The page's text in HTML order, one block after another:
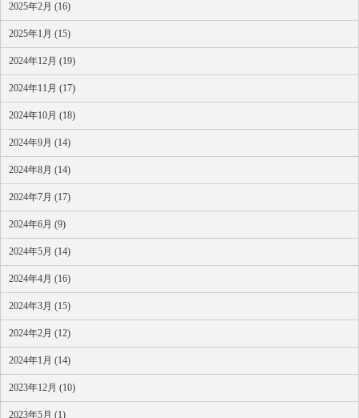
2025年2月 (16)
2025年1月 (15)
2024年12月 (19)
2024年11月 (17)
2024年10月 (18)
2024年9月 (14)
2024年8月 (14)
2024年7月 (17)
2024年6月 (9)
2024年5月 (14)
2024年4月 (16)
2024年3月 (15)
2024年2月 (12)
2024年1月 (14)
2023年12月 (10)
2023年5月 (1)